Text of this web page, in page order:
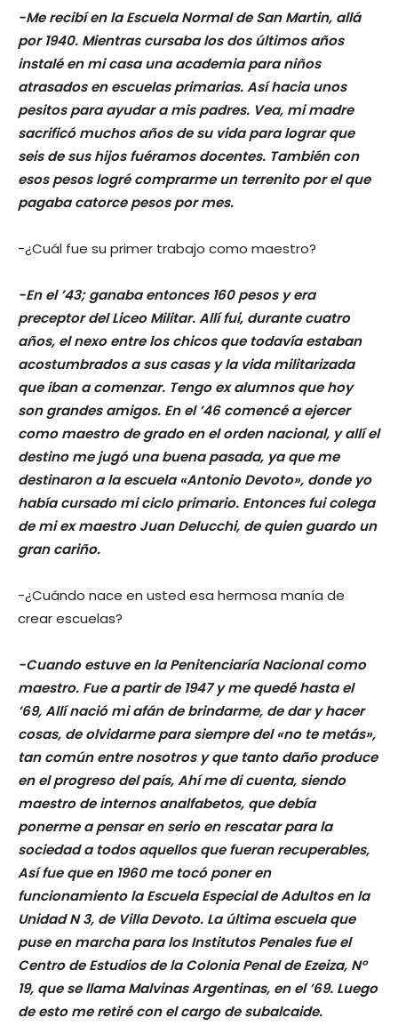
-Me recibí en la Escuela Normal de San Martin, allá
por 1940. Mientras cursaba los dos últimos años
instalé en mi casa una academia para niños
atrasados en escuelas primarias. Así hacia unos
pesitos para ayudar a mis padres. Vea, mi madre
sacrificó muchos años de su vida para lograr que
seis de sus hijos fuéramos docentes. También con
esos pesos logré comprarme un terrenito por el que
pagaba catorce pesos por mes.
-¿Cuál fue su primer trabajo como maestro?
-En el ’43; ganaba entonces 160 pesos y era
preceptor del Liceo Militar. Allí fui, durante cuatro
años, el nexo entre los chicos que todavía estaban
acostumbrados a sus casas y la vida militarizada
que iban a comenzar. Tengo ex alumnos que hoy
son grandes amigos. En el ’46 comencé a ejercer
como maestro de grado en el orden nacional, y allí el
destino me jugó una buena pasada, ya que me
destinaron a la escuela «Antonio Devoto», donde yo
había cursado mi ciclo primario. Entonces fui colega
de mi ex maestro Juan Delucchi, de quien guardo un
gran cariño.
-¿Cuándo nace en usted esa hermosa manía de
crear escuelas?
-Cuando estuve en la Penitenciaría Nacional como
maestro. Fue a partir de 1947 y me quedé hasta el
’69, Allí nació mi afán de brindarme, de dar y hacer
cosas, de olvidarme para siempre del «no te metás»,
tan común entre nosotros y que tanto daño produce
en el progreso del país, Ahí me di cuenta, siendo
maestro de internos analfabetos, que debía
ponerme a pensar en serio en rescatar para la
sociedad a todos aquellos que fueran recuperables,
Así fue que en 1960 me tocó poner en
funcionamiento la Escuela Especial de Adultos en la
Unidad N 3, de Villa Devoto. La última escuela que
puse en marcha para los Institutos Penales fue el
Centro de Estudios de la Colonia Penal de Ezeiza, N°
19, que se llama Malvinas Argentinas, en el ’69. Luego
de esto me retiré con el cargo de subalcaide.